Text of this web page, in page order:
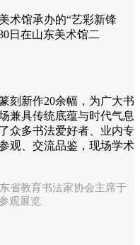
术馆承办的“艺彩新锋
日在山东美术馆二
刻新作20余幅，为广大书
兼具传统底蕴与时代气息
众多书法爱好者、业内专
观、交流品鉴，现场学术
省教育书法家协会主席于
观展览